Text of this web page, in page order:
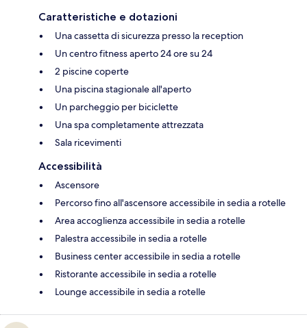
Caratteristiche e dotazioni
Una cassetta di sicurezza presso la reception
Un centro fitness aperto 24 ore su 24
2 piscine coperte
Una piscina stagionale all'aperto
Un parcheggio per biciclette
Una spa completamente attrezzata
Sala ricevimenti
Accessibilità
Ascensore
Percorso fino all'ascensore accessibile in sedia a rotelle
Area accoglienza accessibile in sedia a rotelle
Palestra accessibile in sedia a rotelle
Business center accessibile in sedia a rotelle
Ristorante accessibile in sedia a rotelle
Lounge accessibile in sedia a rotelle